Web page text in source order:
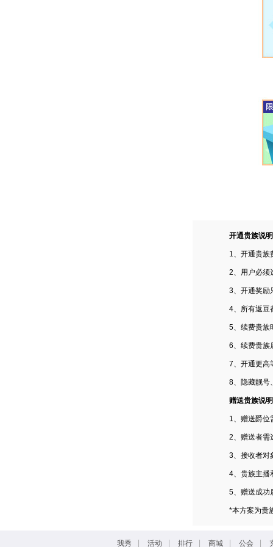
开通贵族说明
1、开通贵族
2、用户必须
3、开通奖励
4、所有返豆
5、续费贵族
6、续费贵族
7、开通更高
8、隐藏靓号
赠送贵族说明
1、赠送爵位
2、赠送者需
3、接收者对
4、贵族主播
5、赠送成功
*本方案为贵
我秀 活动 排行 商城 公会